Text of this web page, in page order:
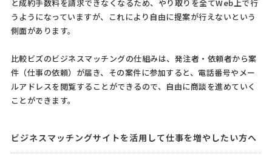
と成約手数料を請求できなくなるため、やり取りを全てWeb上で行
うようになっていますが、これにより自由に提案が行えないという
側面があります。
比較ビズのビジネスマッチングの仕組みは、発注者・依頼者から案
件（仕事の依頼）が届き、その案件に参加すると、電話番号やメー
ルアドレスを閲覧することができるので、自由に商談を進めていく
ことができます。
ビジネスマッチングサイトを活用して仕事を増やしたい方へ